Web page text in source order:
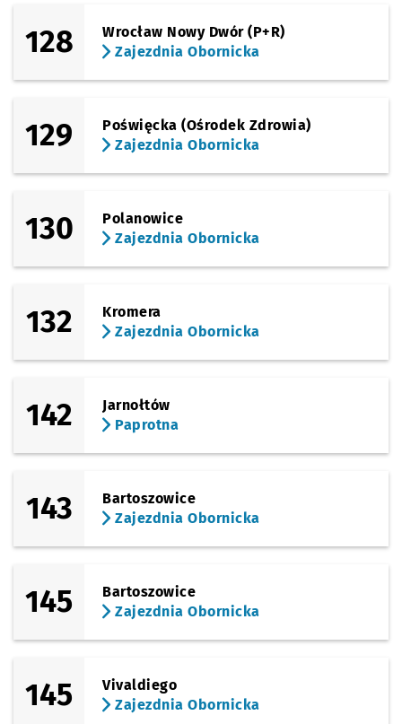
128
Wrocław Nowy Dwór (P+R)
Zajezdnia Obornicka
129
Poświęcka (Ośrodek Zdrowia)
Zajezdnia Obornicka
130
Polanowice
Zajezdnia Obornicka
132
Kromera
Zajezdnia Obornicka
142
Jarnołtów
Paprotna
143
Bartoszowice
Zajezdnia Obornicka
145
Bartoszowice
Zajezdnia Obornicka
145
Vivaldiego
Zajezdnia Obornicka